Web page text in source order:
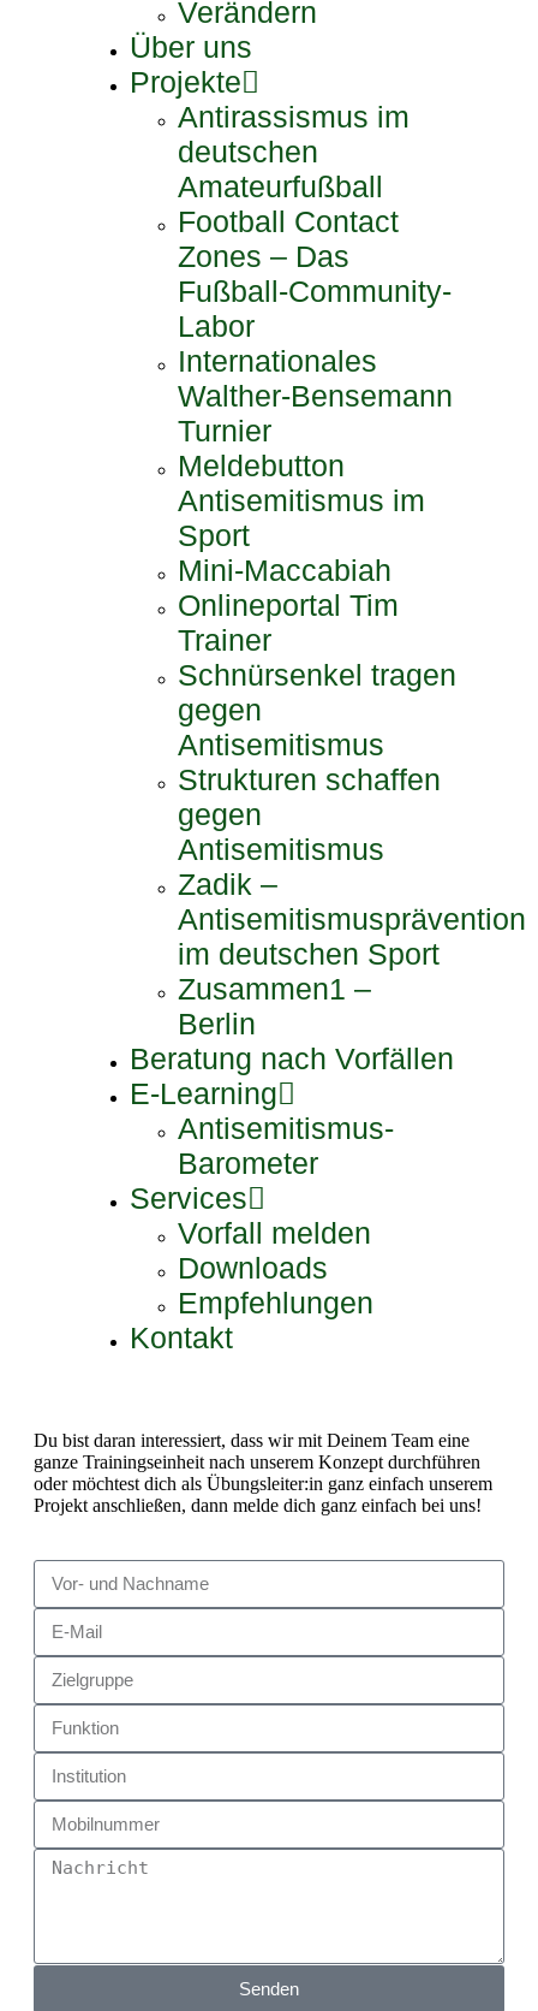
Verändern
Über uns
Projekte
Antirassismus im
deutschen
Amateurfußball
Football Contact
Zones – Das
Fußball-Community-
Labor
Internationales
Walther-Bensemann
Turnier
Meldebutton
Antisemitismus im
Sport
Mini-Maccabiah
Onlineportal Tim
Trainer
Schnürsenkel tragen
gegen
Antisemitismus
Strukturen schaffen
gegen
Antisemitismus
Zadik –
Antisemitismusprävention
im deutschen Sport
Zusammen1 –
Berlin
Beratung nach Vorfällen
E-Learning
Antisemitismus-
Barometer
Services
Vorfall melden
Downloads
Empfehlungen
Kontakt
Du bist daran interessiert, dass wir mit Deinem Team eine
ganze Trainingseinheit nach unserem Konzept durchführen
oder möchtest dich als Übungsleiter:in ganz einfach unserem
Projekt anschließen, dann melde dich ganz einfach bei uns!
Senden